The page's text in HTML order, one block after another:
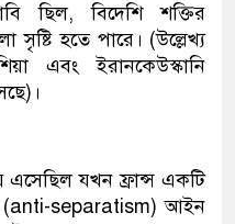
ছিল,বিদেশি
শক্তির
সৃষ্টি হতে পারে। (উল্লেখ্য
এবং ইরানকেউস্কানি
) ।
এসেছিল যখন ফ্রান্স একটি
(anti-separatism)আইন